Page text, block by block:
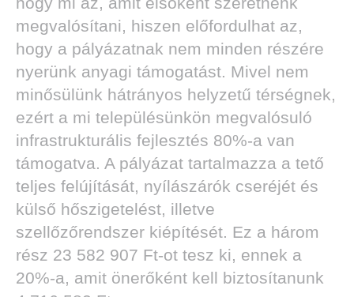
megvalósítani, hiszen előfordulhat az,
hogy a pályázatnak nem minden részére
nyerünk anyagi támogatást. Mivel nem
minősülünk hátrányos helyzetű térségnek,
ezért a mi településünkön megvalósuló
infrastrukturális fejlesztés 80%-a van
támogatva. A pályázat tartalmazza a tető
teljes felújítását, nyílászárók cseréjét és
külső hőszigetelést, illetve
szellőzőrendszer kiépítését. Ez a három
rész 23 582 907 Ft-ot tesz ki, ennek a
20%-a, amit önerőként kell biztosítanunk